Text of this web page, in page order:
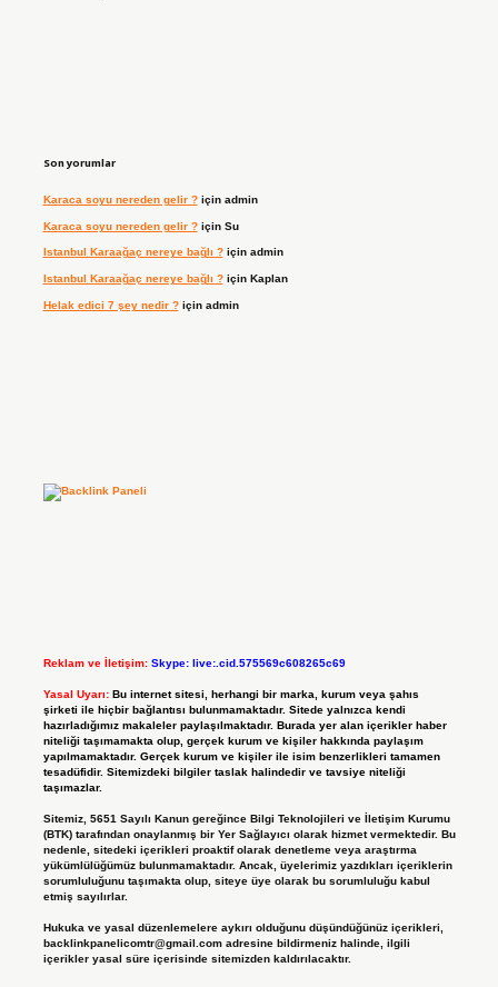
Son yorumlar
Karaca soyu nereden gelir ?için admin
Karaca soyu nereden gelir ?için Su
Istanbul Karaağaç nereye bağlı ?için admin
Istanbul Karaağaç nereye bağlı ?için Kaplan
Helak edici 7 şey nedir ?için admin
Reklam ve İletişim: Skype: live:.cid.575569c608265c69
Yasal Uyarı: Bu internet sitesi, herhangi bir marka, kurum veya şahıs
şirketi ile hiçbir bağlantısı bulunmamaktadır. Sitede yalnızca kendi
hazırladığımız makaleler paylaşılmaktadır. Burada yer alan içerikler haber
niteliği taşımamakta olup, gerçek kurum ve kişiler hakkında paylaşım
yapılmamaktadır. Gerçek kurum ve kişiler ile isim benzerlikleri tamamen
tesadüfidir. Sitemizdeki bilgiler taslak halindedir ve tavsiye niteliği
taşımazlar.
Sitemiz, 5651 Sayılı Kanun gereğince Bilgi Teknolojileri ve İletişim Kurumu
(BTK) tarafından onaylanmış bir Yer Sağlayıcı olarak hizmet vermektedir. Bu
nedenle, sitedeki içerikleri proaktif olarak denetleme veya araştırma
yükümlülüğümüz bulunmamaktadır. Ancak, üyelerimiz yazdıkları içeriklerin
sorumluluğunu taşımakta olup, siteye üye olarak bu sorumluluğu kabul
etmiş sayılırlar.
Hukuka ve yasal düzenlemelere aykırı olduğunu düşündüğünüz içerikleri,
backlinkpanelicomtr@gmail.comadresine bildirmeniz halinde, ilgili
içerikler yasal süre içerisinde sitemizden kaldırılacaktır.